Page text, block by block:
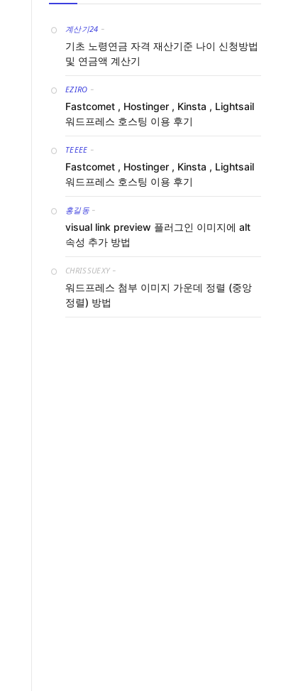
계산기24 -
기초 노령연금 자격 재산기준 나이 신청방법
및 연금액 계산기
EZIRO -
Fastcomet , Hostinger , Kinsta , Lightsail
워드프레스 호스팅 이용 후기
TEEEE -
Fastcomet , Hostinger , Kinsta , Lightsail
워드프레스 호스팅 이용 후기
홍길동 -
visual link preview 플러그인 이미지에 alt
속성 추가 방법
CHRISSUEXY -
워드프레스 첨부 이미지 가운데 정렬 (중앙
정렬) 방법